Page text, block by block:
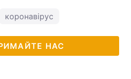
коронавірус
НАС